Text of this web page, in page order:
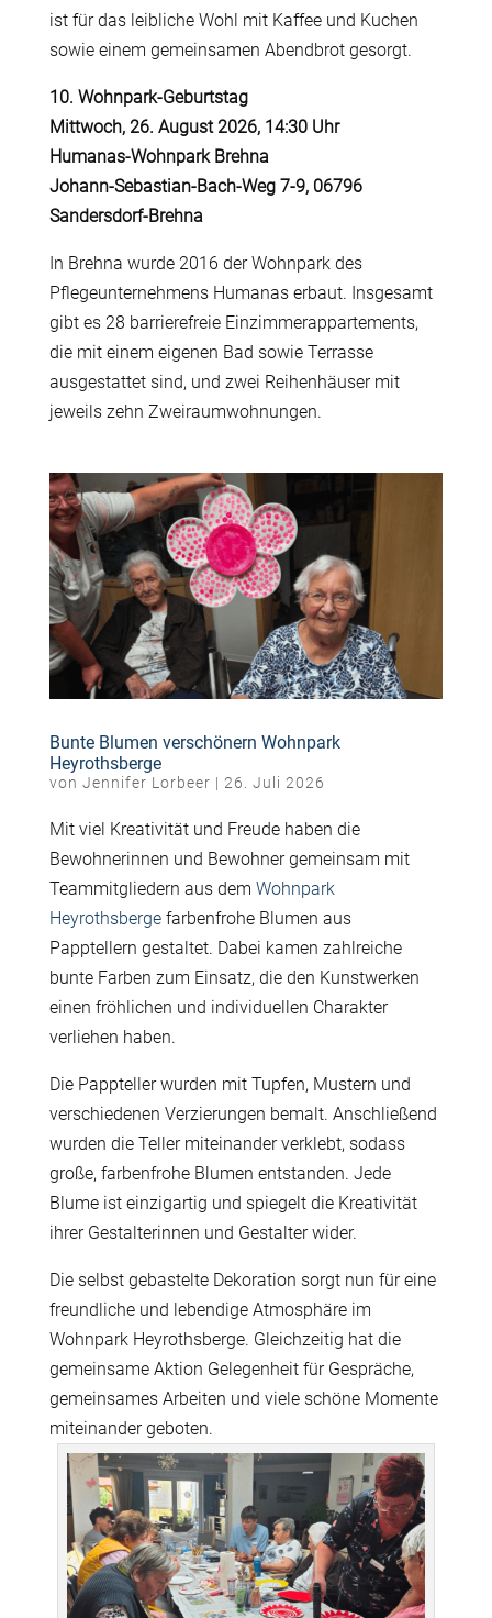
ist für das leibliche Wohl mit Kaffee und Kuchen
sowie einem gemeinsamen Abendbrot gesorgt.
10. Wohnpark-Geburtstag
Mittwoch, 26. August 2026, 14:30 Uhr
Humanas-Wohnpark Brehna
Johann-Sebastian-Bach-Weg 7-9, 06796
Sandersdorf-Brehna
In Brehna wurde 2016 der Wohnpark des
Pflegeunternehmens Humanas erbaut. Insgesamt
gibt es 28 barrierefreie Einzimmerappartements,
die mit einem eigenen Bad sowie Terrasse
ausgestattet sind, und zwei Reihenhäuser mit
jeweils zehn Zweiraumwohnungen.
Bunte Blumen verschönern Wohnpark
Heyrothsberge
von Jennifer Lorbeer | 26. Juli 2026
Mit viel Kreativität und Freude haben die
Bewohnerinnen und Bewohner gemeinsam mit
Teammitgliedern aus dem Wohnpark
Heyrothsbergefarbenfrohe Blumen aus
Papptellern gestaltet. Dabei kamen zahlreiche
bunte Farben zum Einsatz, die den Kunstwerken
einen fröhlichen und individuellen Charakter
verliehen haben.
Die Pappteller wurden mit Tupfen, Mustern und
verschiedenen Verzierungen bemalt. Anschließend
wurden die Teller miteinander verklebt, sodass
große, farbenfrohe Blumen entstanden. Jede
Blume ist einzigartig und spiegelt die Kreativität
ihrer Gestalterinnen und Gestalter wider.
Die selbst gebastelte Dekoration sorgt nun für eine
freundliche und lebendige Atmosphäre im
Wohnpark Heyrothsberge. Gleichzeitig hat die
gemeinsame Aktion Gelegenheit für Gespräche,
gemeinsames Arbeiten und viele schöne Momente
miteinander geboten.